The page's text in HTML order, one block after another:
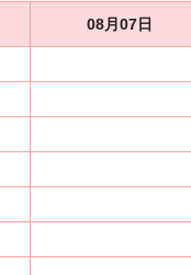
08月07日